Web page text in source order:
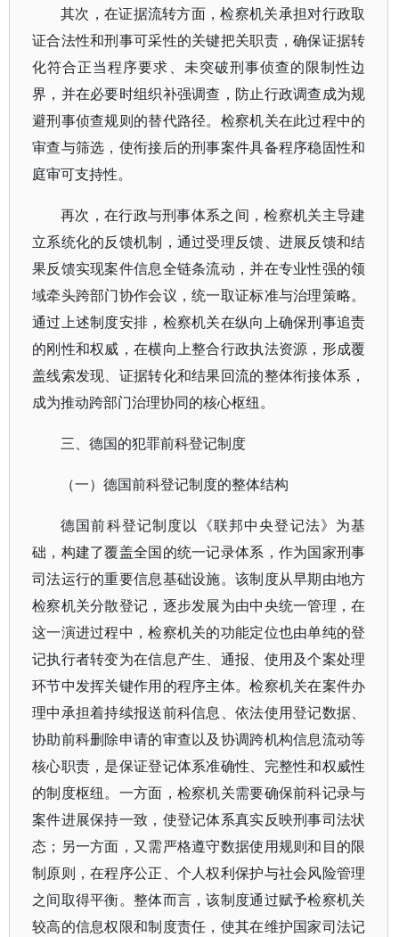
其次，在证据流转方面，检察机关承担对行政取
证合法性和刑事可采性的关键把关职责，确保证据转
化符合正当程序要求、未突破刑事侦查的限制性边
界，并在必要时组织补强调查，防止行政调查成为规
避刑事侦查规则的替代路径。检察机关在此过程中的
审查与筛选，使衔接后的刑事案件具备程序稳固性和
庭审可支持性。
再次，在行政与刑事体系之间，检察机关主导建
立系统化的反馈机制，通过受理反馈、进展反馈和结
果反馈实现案件信息全链条流动，并在专业性强的领
域牵头跨部门协作会议，统一取证标准与治理策略。
通过上述制度安排，检察机关在纵向上确保刑事追责
的刚性和权威，在横向上整合行政执法资源，形成覆
盖线索发现、证据转化和结果回流的整体衔接体系，
成为推动跨部门治理协同的核心枢纽。
三、德国的犯罪前科登记制度
（一）德国前科登记制度的整体结构
德国前科登记制度以《联邦中央登记法》为基
础，构建了覆盖全国的统一记录体系，作为国家刑事
司法运行的重要信息基础设施。该制度从早期由地方
检察机关分散登记，逐步发展为由中央统一管理，在
这一演进过程中，检察机关的功能定位也由单纯的登
记执行者转变为在信息产生、通报、使用及个案处理
环节中发挥关键作用的程序主体。检察机关在案件办
理中承担着持续报送前科信息、依法使用登记数据、
协助前科删除申请的审查以及协调跨机构信息流动等
核心职责，是保证登记体系准确性、完整性和权威性
的制度枢纽。一方面，检察机关需要确保前科记录与
案件进展保持一致，使登记体系真实反映刑事司法状
态；另一方面，又需严格遵守数据使用规则和目的限
制原则，在程序公正、个人权利保护与社会风险管理
之间取得平衡。整体而言，该制度通过赋予检察机关
较高的信息权限和制度责任，使其在维护国家司法记